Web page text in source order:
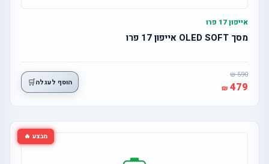
אייפון 17 פרו
מסך OLED SOFT אייפון 17 פרו
590
479 הוסף לעגלה🛒
מבצע 🔥